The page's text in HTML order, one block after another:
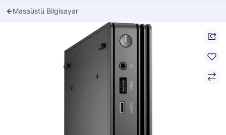
Masaüstü Bilgisayar